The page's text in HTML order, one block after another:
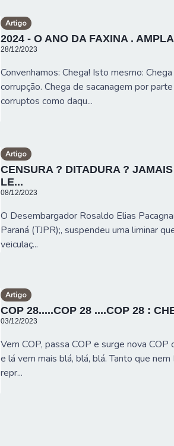
Artigo
2024 - O ANO DA FAXINA .
28/12/2023
Convenhamos: Chega! Isto mesmo:
corrupção. Chega de sacanagem por
corruptos como daqu...
Artigo
CENSURA ? DITADURA ?
LE...
08/12/2023
O Desembargador Rosaldo Elias
Paraná (TJPR);, suspendeu uma liminar
veiculaç...
Artigo
COP 28.....COP 28 ....COP 28 :
03/12/2023
Vem COP, passa COP e surge nova
e lá vem mais blá, blá, blá. Tanto que
repr...